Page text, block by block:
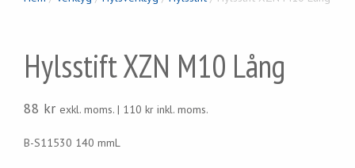
Hylsstift XZN M10 Lång
88 kr exkl. moms. | 110 kr inkl. moms.
B-S11530 140 mmL